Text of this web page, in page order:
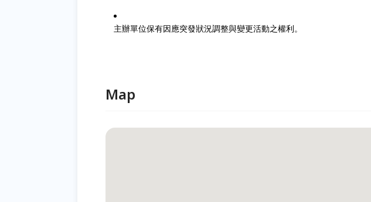
主辦單位保有因應突發狀況調整與變更活動之權利。
Map